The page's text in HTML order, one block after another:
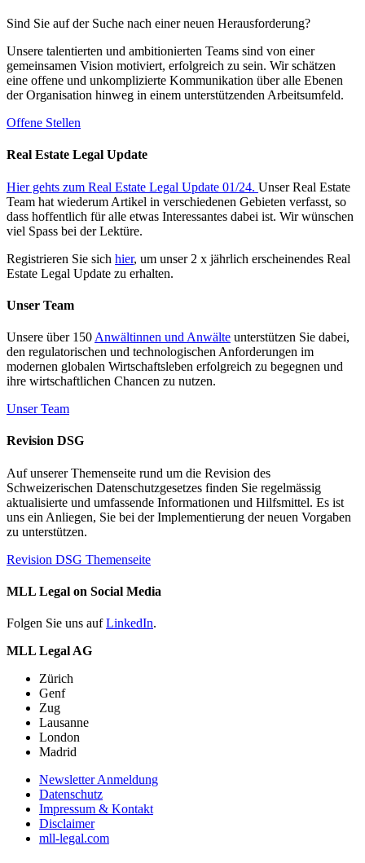
Sind Sie auf der Suche nach einer neuen Herausforderung?
Unsere talentierten und ambitionierten Teams sind von einer
gemeinsamen Vision motiviert, erfolgreich zu sein. Wir schätzen
eine offene und unkomplizierte Kommunikation über alle Ebenen
der Organisation hinweg in einem unterstützenden Arbeitsumfeld.
Offene Stellen
Real Estate Legal Update
Hier gehts zum Real Estate Legal Update 01/24. Unser Real Estate
Team hat wiederum Artikel in verschiedenen Gebieten verfasst, so
dass hoffentlich für alle etwas Interessantes dabei ist. Wir wünschen
viel Spass bei der Lektüre.
Registrieren Sie sich hier, um unser 2 x jährlich erscheinendes Real
Estate Legal Update zu erhalten.
Unser Team
Unsere über 150 Anwältinnen und Anwälte unterstützen Sie dabei,
den regulatorischen und technologischen Anforderungen im
modernen globalen Wirtschaftsleben erfolgreich zu begegnen und
ihre wirtschaftlichen Chancen zu nutzen.
Unser Team
Revision DSG
Auf unserer Themenseite rund um die Revision des
Schweizerischen Datenschutzgesetzes finden Sie regelmässig
aktualisierte und umfassende Informationen und Hilfsmittel. Es ist
uns ein Anliegen, Sie bei der Implementierung der neuen Vorgaben
zu unterstützen.
Revision DSG Themenseite
MLL Legal on Social Media
Folgen Sie uns aufLinkedIn.
MLL Legal AG
Zürich
Genf
Zug
Lausanne
London
Madrid
Newsletter Anmeldung
Datenschutz
Impressum & Kontakt
Disclaimer
mll-legal.com